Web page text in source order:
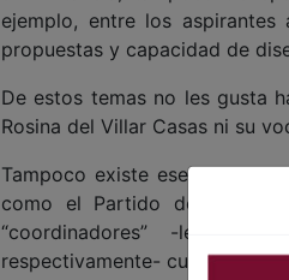
ejemplo, entre los
propuestas y capacidad de
De estos temas no les gusta
Rosina del Villar Casas ni su
Tampoco existe ese tipo de
como el Partido del Trabajo
“coordinadores” -léase
respectivamente-